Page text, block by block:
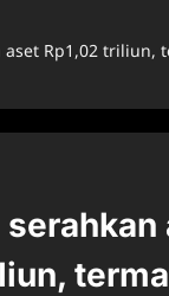
Rp1,02 triliun,